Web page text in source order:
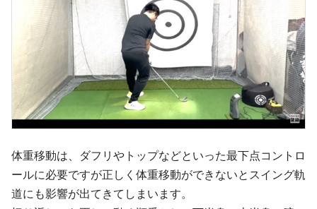
体重移動は、ダフリやトップなどといった最下点コントロ
ールに必要ですが正しく体重移動ができないとスイング軌
道にも影響が出てきてしまいます。